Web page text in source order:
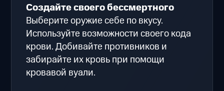
Создайте своего бессмертного
Выберите оружие себе по вкусу.
Используйте возможности своего кода
крови. Добивайте противников и
забирайте их кровь при помощи
кровавой вуали.